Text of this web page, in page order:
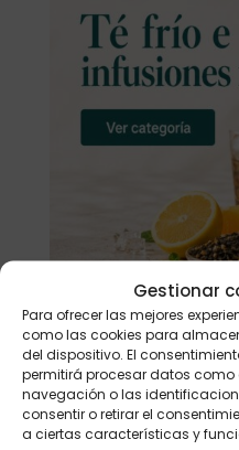
Gestionar
Para ofrecer las mejores
como las cookies para
del dispositivo. El
permitirá procesar datos
navegación o las
consentir o retirar el
a ciertas características y
Productos